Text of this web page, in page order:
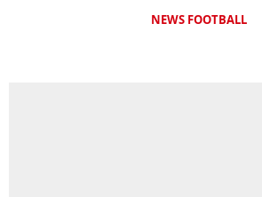
NEWS FOOTBALL